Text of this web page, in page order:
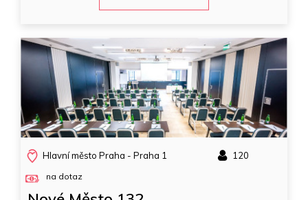
Hlavní město Praha - Praha 1 120
na dotaz